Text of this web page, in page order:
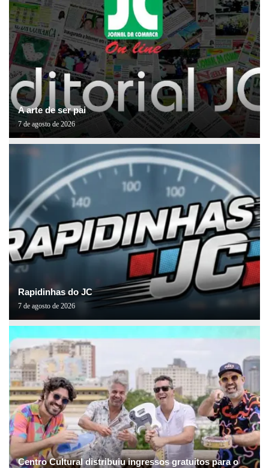
A arte de ser pai
7 de agosto de 2026
Rapidinhas do JC
7 de agosto de 2026
Centro Cultural distribuiu ingressos gratuitos para o